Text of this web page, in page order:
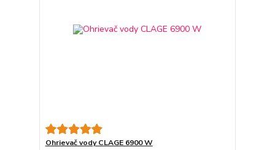
Ohrievač vody CLAGE 6900 W